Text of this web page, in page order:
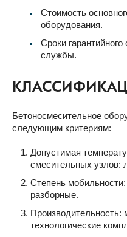
Стоимость
оборудования.
Сроки
службы.
Бетоносмесительное
следующим критериям:
Допустимая
смесительных узлов:
Степень
разборные.
технологические